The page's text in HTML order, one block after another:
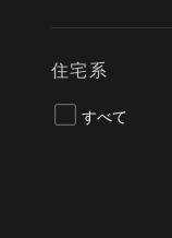
住宅系
すべて